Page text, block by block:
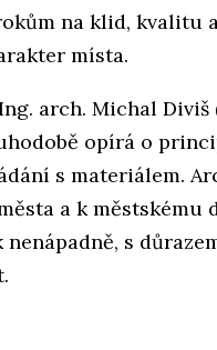
na klid, kvalitu
místa.
arch. Michal
opírá o
s materiálem.
a k městskému
s